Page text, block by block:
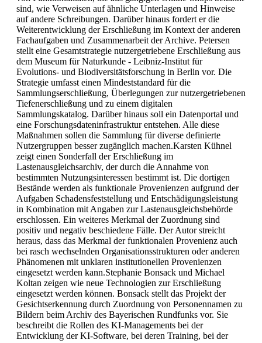
sind, wie Verweisen auf ähnliche Unterlagen und Hinweise
auf andere Schreibungen. Darüber hinaus fordert er die
Weiterentwicklung der Erschließung im Kontext der anderen
Fachaufgaben und Zusammenarbeit der Archive. Petersen
stellt eine Gesamtstrategie nutzergetriebene Erschließung aus
dem Museum für Naturkunde - Leibniz-Institut für
Evolutions- und Biodiversitätsforschung in Berlin vor. Die
Strategie umfasst einen Mindeststandard für die
Sammlungserschließung, Überlegungen zur nutzergetriebenen
Tiefenerschließung und zu einem digitalen
Sammlungskatalog. Darüber hinaus soll ein Datenportal und
eine Forschungsdateninfrastruktur entstehen. Alle diese
Maßnahmen sollen die Sammlung für diverse definierte
Nutzergruppen besser zugänglich machen.Karsten Kühnel
zeigt einen Sonderfall der Erschließung im
Lastenausgleichsarchiv, der durch die Annahme von
bestimmten Nutzungsinteressen bestimmt ist. Die dortigen
Bestände werden als funktionale Provenienzen aufgrund der
Aufgaben Schadensfeststellung und Entschädigungsleistung
in Kombination mit Angaben zur Lastenausgleichsbehörde
erschlossen. Ein weiteres Merkmal der Zuordnung sind
positiv und negativ beschiedene Fälle. Der Autor streicht
heraus, dass das Merkmal der funktionalen Provenienz auch
bei rasch wechselnden Organisationsstrukturen oder anderen
Phänomenen mit unklaren institutionellen Provenienzen
eingesetzt werden kann.Stephanie Bonsack und Michael
Koltan zeigen wie neue Technologien zur Erschließung
eingesetzt werden können. Bonsack stellt das Projekt der
Gesichtserkennung durch Zuordnung von Personennamen zu
Bildern beim Archiv des Bayerischen Rundfunks vor. Sie
beschreibt die Rollen des KI-Managements bei der
Entwicklung der KI-Software, bei deren Training, bei der